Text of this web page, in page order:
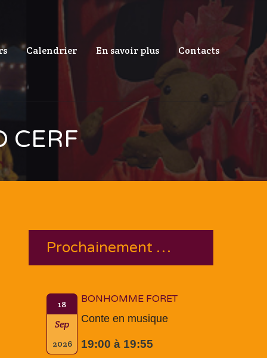
Calendrier En savoir plus Contacts
CERF
Prochainement …
18
Sep
2026
BONHOMME FORET
Conte en musique
19:00 à 19:55